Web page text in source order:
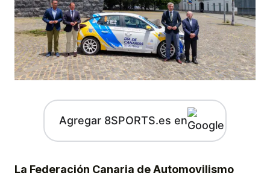
Agregar 8SPORTS.es en
La Federación Canaria de Automovilismo